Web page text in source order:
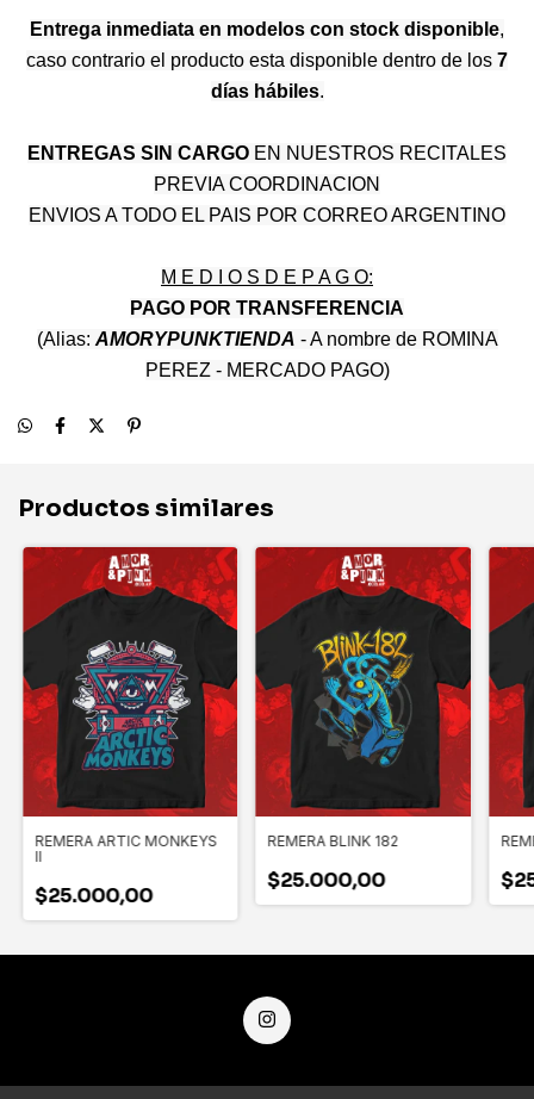
Entrega inmediata en modelos con stock disponible,
caso contrario el producto esta disponible dentro de los 7
días hábiles.
ENTREGAS SIN CARGO EN NUESTROS RECITALES
PREVIA COORDINACION
ENVIOS A TODO EL PAIS POR CORREO ARGENTINO
M E D I O S D E P A G O:
PAGO POR TRANSFERENCIA
(Alias: AMORYPUNKTIENDA - A nombre de ROMINA
PEREZ - MERCADO PAGO)
Productos similares
REMERA ARTIC MONKEYS
II
$25.000,00
REMERA BLINK 182
$25.000,00